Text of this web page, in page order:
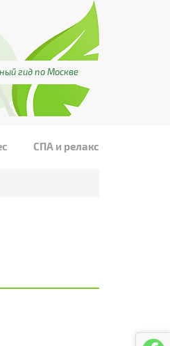
гид по Москве
СПА и релакс